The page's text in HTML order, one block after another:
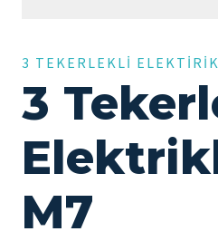
3 TEKERLEKLI
3
M7